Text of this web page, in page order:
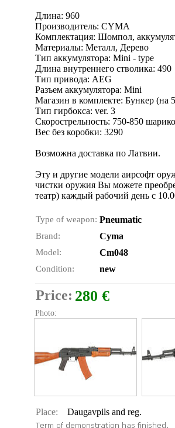
Длина: 960
Производитель: CYMA
Комплектация: Шомпол,
Материалы: Металл, Дерево
Тип аккумулятора: Mini - type
Длина внутреннего стволика: 490
Тип привода: AEG
Разъем аккумулятора: Mini
Магазин в комплекте: Бункер (на
Тип гирбокса: ver. 3
Скорострельность: 750-850
Вес без коробки: 3290
Возможна доставка по Латвии.
Эту и другие модели аирсофт
чистки оружия Вы можете
театр) каждый рабочий день с
Type of weapon: Pneumatic
Brand: Cyma
Model: Cm048
Condition: new
Price: 280 €
Photo:
Place: Daugavpils and reg.